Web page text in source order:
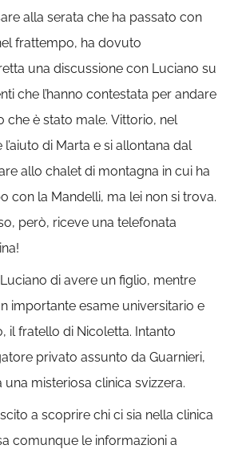
alla serata che ha passato con
frattempo, ha dovuto
una discussione con Luciano su
che l’hanno contestata per andare
che è stato male. Vittorio, nel
di Marta e si allontana dal
allo chalet di montagna in cui ha
con la Mandelli, ma lei non si trova.
però, riceve una telefonata
di avere un figlio, mentre
importante esame universitario e
il fratello di Nicoletta. Intanto
privato assunto da Guarnieri,
misteriosa clinica svizzera.
a scoprire chi ci sia nella clinica
comunque le informazioni a